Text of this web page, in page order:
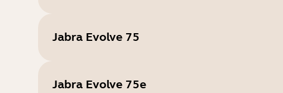
Jabra Evolve 75
Jabra Evolve 75e